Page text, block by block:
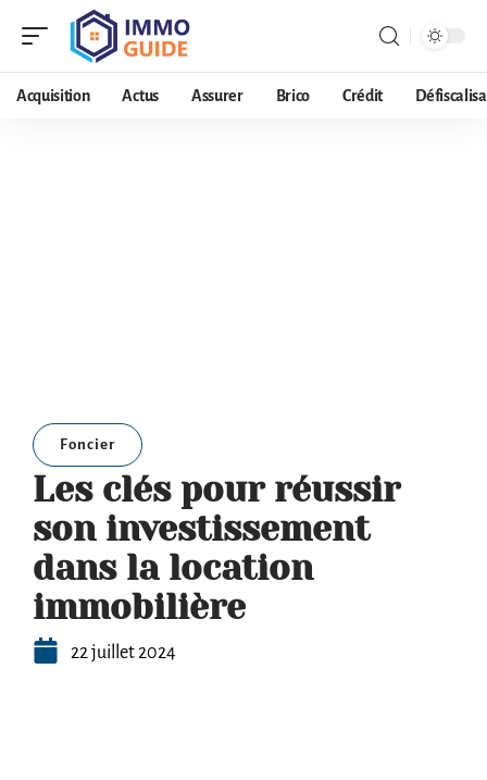
Acquisition Actus Assurer Brico Crédit
Foncier
Les clés pour réussir
son investissement
dans la location
immobilière
22 juillet 2024